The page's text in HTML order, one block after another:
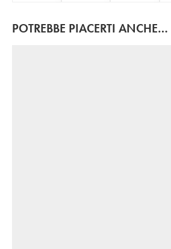
POTREBBE PIACERTI ANCHE…